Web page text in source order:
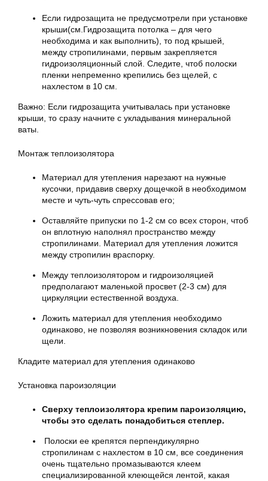
Если гидрозащита не предусмотрели при установке
крыши(см.Гидрозащита потолка – для чего
необходима и как выполнить), то под крышей,
между стропилинами, первым закрепляется
гидроизоляционный слой. Следите, чтоб полоски
пленки непременно крепились без щелей, с
нахлестом в 10 см.
Важно: Если гидрозащита учитывалась при установке
крыши, то сразу начните с укладывания минеральной
ваты.
Монтаж теплоизолятора
Материал для утепления нарезают на нужные
кусочки, придавив сверху дощечкой в необходимом
месте и чуть-чуть спрессовав его;
Оставляйте припуски по 1-2 см со всех сторон, чтоб
он вплотную наполнял пространство между
стропилинами. Материал для утепления ложится
между стропилин враспорку.
Между теплоизолятором и гидроизоляцией
предполагают маленькой просвет (2-3 см) для
циркуляции естественной воздуха.
Ложить материал для утепления необходимо
одинаково, не позволяя возникновения складок или
щели.
Кладите материал для утепления одинаково
Установка пароизоляции
Сверху теплоизолятора крепим пароизоляцию,
чтобы это сделать понадобиться степлер.
Полоски ее крепятся перпендикулярно
стропилинам с нахлестом в 10 см, все соединения
очень тщательно промазываются клеем
специализированной клеющейся лентой, какая